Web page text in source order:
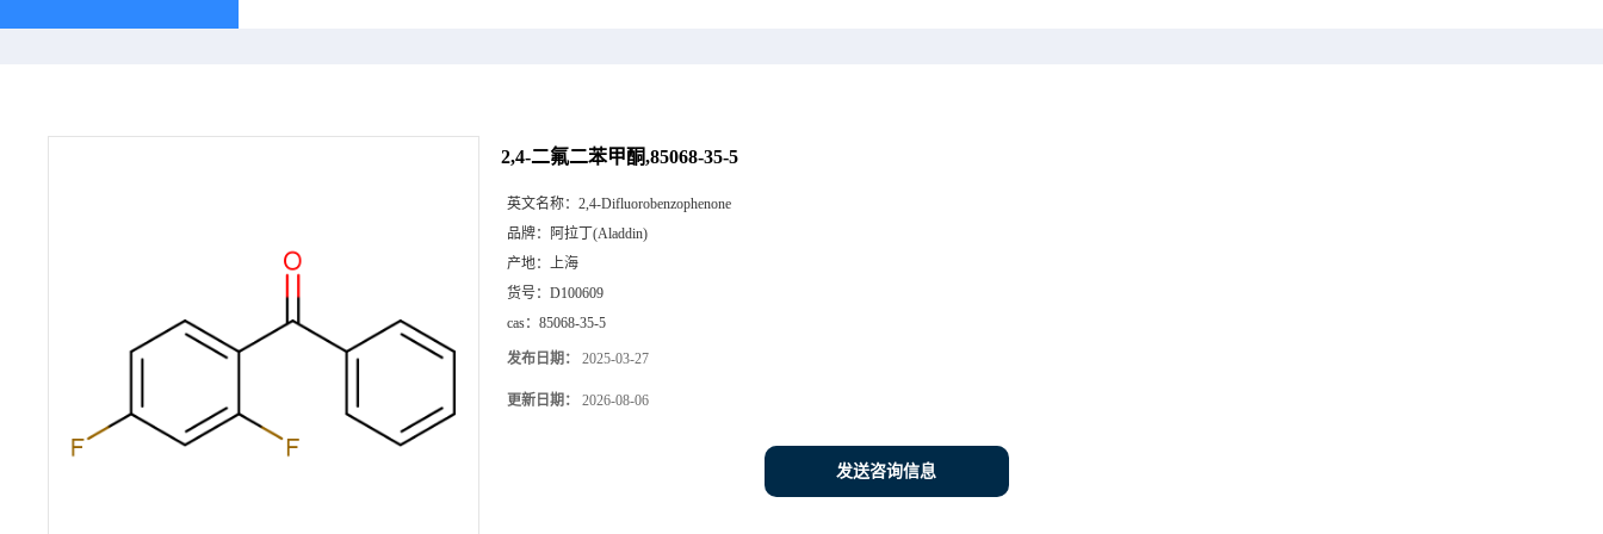
2,4-二氟二苯甲酮,85068-35-5
英文名称： 2,4-Difluorobenzophenone
品牌： 阿拉丁(Aladdin)
产地： 上海
货号： D100609
cas： 85068-35-5
发布日期： 2025-03-27
更新日期： 2026-08-06
发送咨询信息